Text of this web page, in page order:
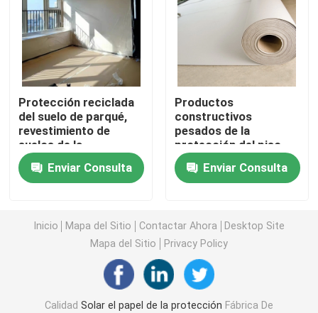
Papel de revestimiento de suelos de la construcción
Papel de imprenta de la cartulina
Hojas que suelan impermeables
Revestimiento de suelos protector temporal
Cinta adhesiva respirable
Papel de rollo que embala
Protección reciclada
del suelo de parqué,
revestimiento de
suelos de la
construcción del
papel de pulpa de
madera
Enviar Consulta
Productos
constructivos
pesados de la
protección del piso,
rollo temporal de la
protección del piso
Enviar Consulta
Inicio Mapa del Sitio Contactar Ahora
Desktop Site
Mapa del Sitio
Privacy Policy
Calidad Solar el papel de la protección Fábrica De